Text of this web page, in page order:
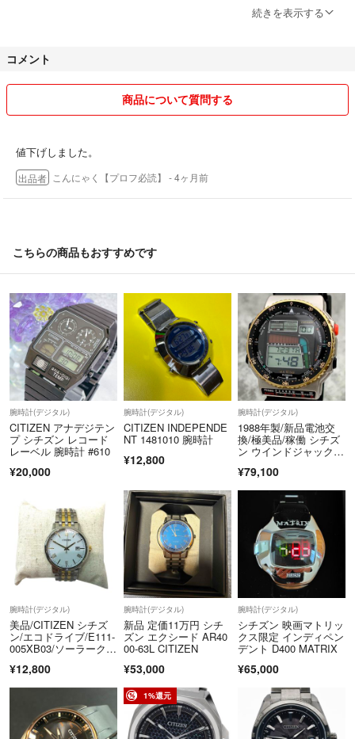
出品しているものは古着なので傷や汚れや匂いはご了承ください。その
商品の状態(汚れや色など)をよく見てからご購入ください！参考書の傷
気になることがあれば事前に申し上げてください！
あとから言われても困ります！
参考書の書き込みや付属品の有無などの見落としがあったら申し訳ござ
いません。新品未使用以外は書き込みがあると考えてください。
込みは見落としやすいのでご了承ください。本については古本なので黄
ばみ、粘着残りやホコリなどがある場合があるのでご了承ください。特
さい。
新品未使用と記載しているものでも、素人保管なので多少の傷や汚れや
経年劣化などがある場合があるのでご了承ください。
洋服が白のものは経年劣化で黄ばみが出やすいのでご了承ください。公
式にも記載ありますがナイロンジャケットは固有名詞やジャンルとして
使ってます。気になる方は購入前にコメントしていただけると幸いで
す。照明によって写真の色の写り方に変化がある場合があるのでご了承
ください。
商品の内容をコピーして出品することがあるので記載漏れ、商品内容の
転記ミスなどがあるのでご了承ください。写真を見て商品の内容をご確
認ください。
返品キャンセル等は受け付けておりません。即購入していただける方優
先です。
続きを表示する
コメント
商品について質問する
値下げしました。
出品者 こんにゃく【プロフ必読】 - 4ヶ月前
こちらの商品もおすすめです
腕時計(デジタル)
CITIZEN アナデジテン
プ シチズン レコード
レーベル 腕時計 #610
¥20,000
腕時計(デジタル)
CITIZEN INDEPENDE
NT 1481010 腕時計
¥12,800
腕時計(デジタル)
1988年製/新品電池交
換/極美品/稼働 シチズ
ン ウインドジャック D
¥79,100
腕時計(デジタル)
美品/CITIZEN シチズ
ン/エコドライブ/E111-
005XB03/ソーラークォ
盤 ステンレス シルバ
¥12,800
腕時計(デジタル)
新品 定価11万円 シチ
ズン エクシード AR40
00-63L CITIZEN
¥53,000
腕時計(デジタル)
シチズン 映画マトリッ
クス限定 インディペン
デント D400 MATRIX
¥65,000
1%還元